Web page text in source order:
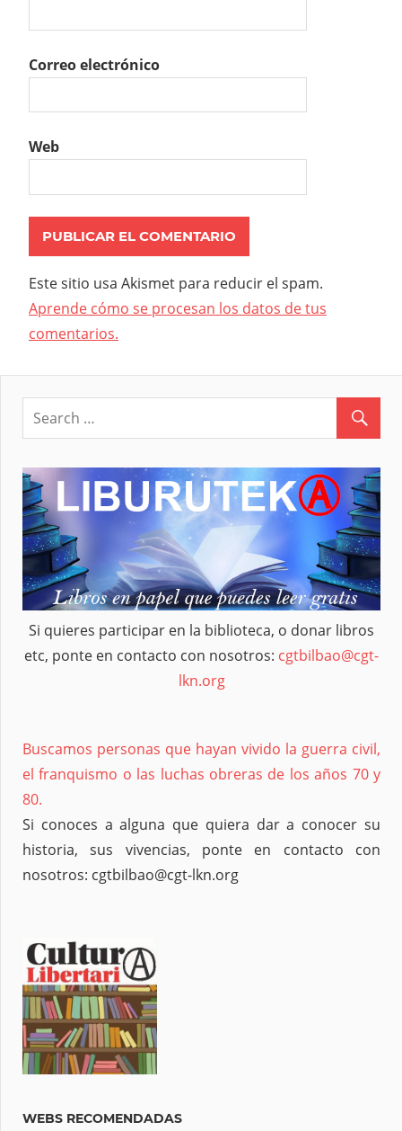
Correo electrónico
Web
Este sitio usa Akismet para reducir el spam.
Aprende cómo se procesan los datos de tus
comentarios.
Si quieres participar en la biblioteca, o donar libros
etc, ponte en contacto con nosotros: cgtbilbao@cgt-
lkn.org
Buscamos personas que hayan vivido la guerra civil,
el franquismo o las luchas obreras de los años 70 y
80.
Si conoces a alguna que quiera dar a conocer su
historia, sus vivencias, ponte en contacto con
nosotros: cgtbilbao@cgt-lkn.org
WEBS RECOMENDADAS